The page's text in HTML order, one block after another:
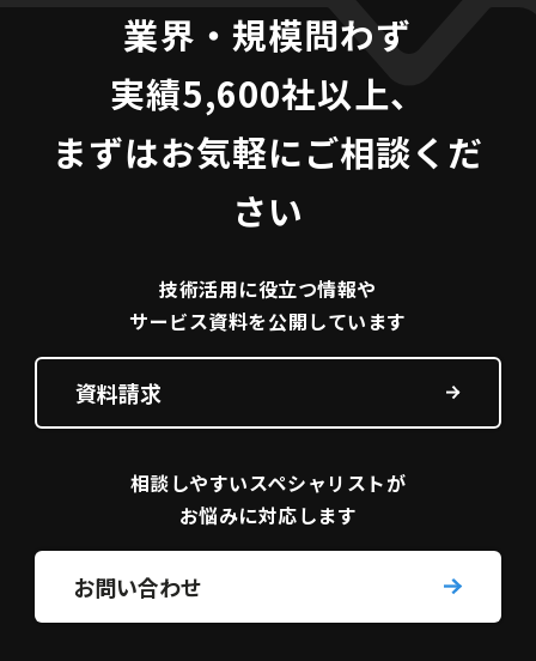
業界・規模問わず
実績5,600社以上、
まずはお気軽にご相談くだ
さい
技術活用に役立つ情報や
サービス資料を公開しています
資料請求
相談しやすいスペシャリストが
お悩みに対応します
お問い合わせ